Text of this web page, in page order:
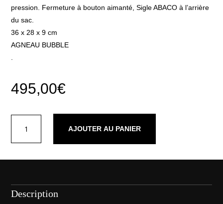
pression. Fermeture à bouton aimanté, Sigle ABACO à l’arrière
du sac.
36 x 28 x 9 cm
AGNEAU BUBBLE
495,00€
Jamily
AJOUTER AU PANIER
Description